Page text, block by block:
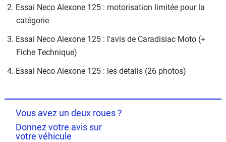
2. Essai Neco Alexone 125 : motorisation limitée pour la
catégorie
3. Essai Neco Alexone 125 : l'avis de Caradisiac Moto (+
Fiche Technique)
4. Essai Neco Alexone 125 : les détails (26 photos)
Vous avez un deux roues ?
Donnez votre avis sur
votre véhicule